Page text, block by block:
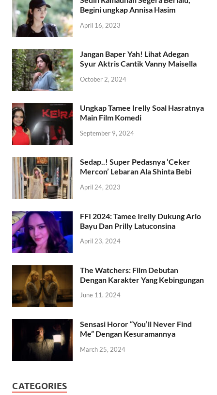
Begini ungkap Annisa Hasim
April 16, 2023
Jangan Baper Yah! Lihat Adegan
Syur Aktris Cantik Vanny Maisella
October 2, 2024
Ungkap Tamee Irelly Soal Hasratnya
Main Film Komedi
September 9, 2024
Sedap..! Super Pedasnya ‘Ceker
Mercon’ Lebaran Ala Shinta Bebi
April 24, 2023
FFI 2024: Tamee Irelly Dukung Ario
Bayu Dan Prilly Latuconsina
April 23, 2024
The Watchers: Film Debutan
Dengan Karakter Yang Kebingungan
June 11, 2024
Sensasi Horor “You’ll Never Find
Me” Dengan Kesuramannya
March 25, 2024
CATEGORIES